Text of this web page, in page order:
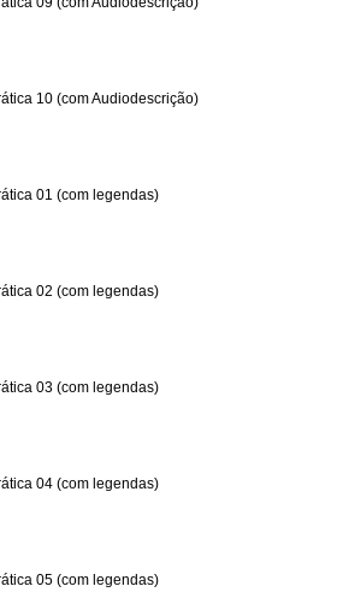
10 (com Audiodescrição)
01 (com legendas)
02 (com legendas)
03 (com legendas)
04 (com legendas)
05 (com legendas)